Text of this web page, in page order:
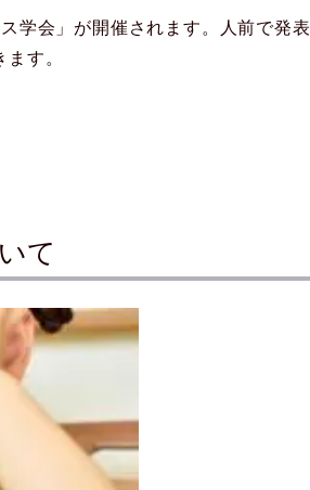
学会」が開催されます。人前で発表
す。
て